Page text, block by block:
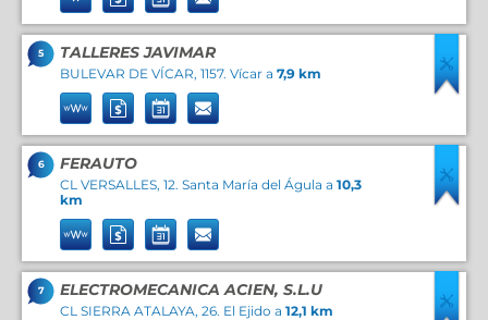
5 TALLERES JAVIMAR
BULEVAR DE VÍCAR, 1157. Vícar a 7,9 km
6 FERAUTO
CL VERSALLES, 12. Santa María del Águla a 10,3
km
7 ELECTROMECANICA ACIEN, S.L.U
CL SIERRA ATALAYA, 26. El Ejido a 12,1 km